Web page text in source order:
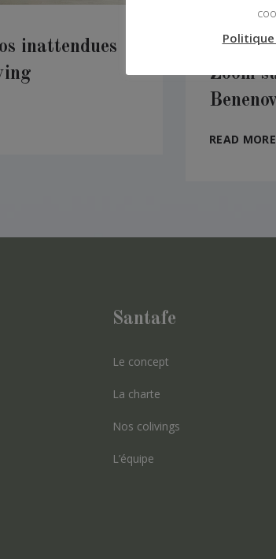
inattendues
Zoom
READ MORE
Santafe
Le concept
La charte
Nos colivings
L’équipe
Politique